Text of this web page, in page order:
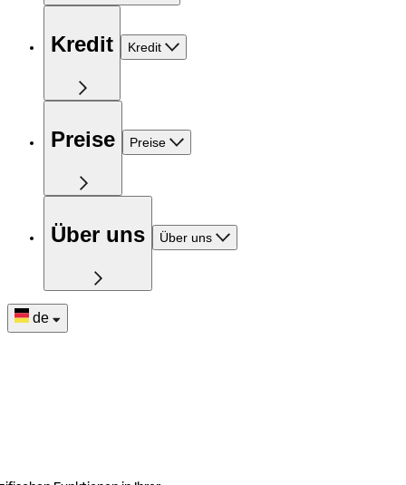
Kredit Kredit
Preise Preise
Über uns Über uns
de